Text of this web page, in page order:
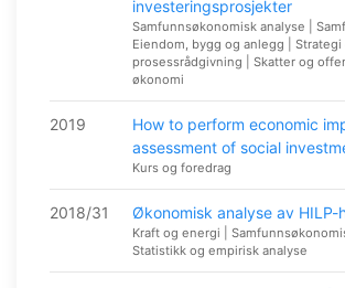
investeringsprosjekter
Samfunnsøkonomisk analyse |
Eiendom, bygg og anlegg | Strategi
prosessrådgivning | Skatter og
økonomi
2019
How to perform economic
assessment of social
Kurs og foredrag
2018/31 Økonomisk analyse av HILP-
Kraft og energi |
Statistikk og empirisk analyse